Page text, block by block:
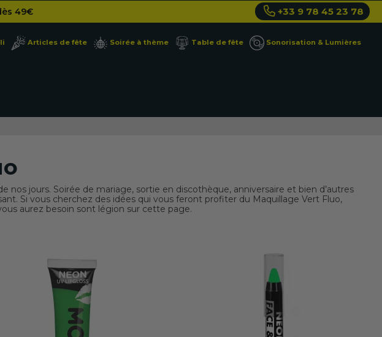
Cliquez ici
49
+33 9 78 45 23 78
Articles de fête Soirée à thème Table de fête Sonorisation & Lumières
nos jours. Soirée de mariage, sortie en discothèque, anniversaire et bien d’autres
Si vous cherchez des idées qui vous feront profiter du Maquillage Vert Fluo,
aurez besoin sont légion sur cette page.